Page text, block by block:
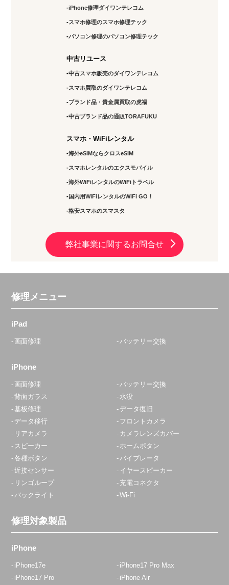
iPhone修理ダイワンテレコム
スマホ修理のスマホ修理テック
パソコン修理のパソコン修理テック
中古リユース
中古スマホ販売のダイワンテレコム
スマホ買取のダイワンテレコム
ブランド品・貴金属買取の虎福
中古ブランド品の通販TORAFUKU
スマホ・WiFiレンタル
海外eSIMならクロスeSIM
スマホレンタルのエクスモバイル
海外WiFiレンタルのWiFiトラベル
国内用WiFiレンタルのWiFi GO！
格安スマホのスマスタ
弊社事業に関するお問合せ
修理メニュー
iPad
画面修理 バッテリー交換
iPhone
画面修理
バッテリー交換
背面ガラス
水没
基板修理
データ復旧
データ移行
フロントカメラ
リアカメラ
カメラレンズカバー
スピーカー
ホームボタン
各種ボタン
バイブレータ
近接センサー
イヤースピーカー
リンゴループ
充電コネクタ
バックライト
Wi-Fi
修理対象製品
iPhone
iPhone17e
iPhone17 Pro Max
iPhone17 Pro
iPhone Air